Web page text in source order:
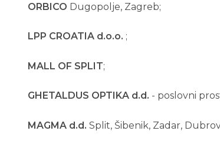
ORBICO Dugopolje, Zagreb;
LPP CROATIA d.o.o. ;
MALL OF SPLIT;
GHETALDUS OPTIKA d.d. - poslovni
MAGMA d.d. Split, Šibenik, Zadar,